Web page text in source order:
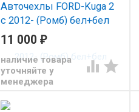
Авточехлы FORD-Kuga 2
с 2012- (Ромб) бел+бел
Чехлы из экокожи Автопилот
для Форд Куга 2 с 2012
11 000₽
наличие товара
уточняйте у
менеджера
 